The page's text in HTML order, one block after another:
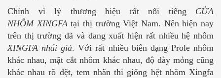
Chính vì lý thương hiệu rất nổi tiếng CỬA
NHÔM XINGFAtại thị trường Việt Nam. Nên hiện nay
trên thị trường đã và đang xuất hiện rất nhiều hệ nhôm
XINGFA nhái giả. Với rất nhiều biên dạng Prole nhôm
khác nhau, mặt cắt nhôm khác nhau, độ dày mỏng cũng
khác nhau rõ dệt, tem nhãn thì giống hệt nhôm Xingfa